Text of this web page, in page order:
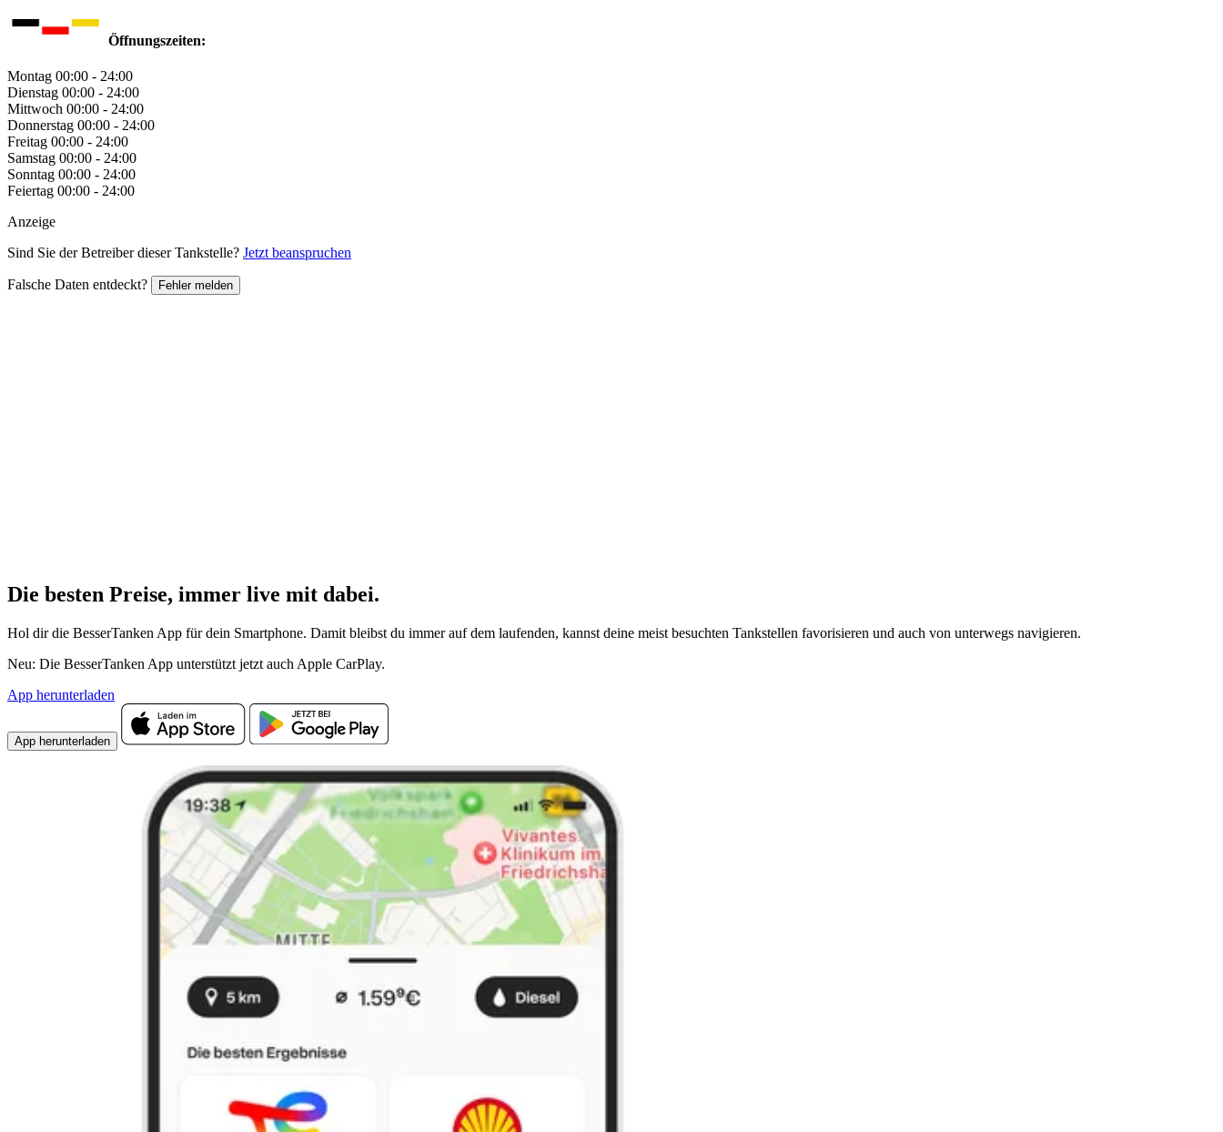
Öffnungszeiten:
Montag 00:00 - 24:00
Dienstag 00:00 - 24:00
Mittwoch 00:00 - 24:00
Donnerstag 00:00 - 24:00
Freitag 00:00 - 24:00
Samstag 00:00 - 24:00
Sonntag 00:00 - 24:00
Feiertag 00:00 - 24:00
Anzeige
Sind Sie der Betreiber dieser Tankstelle? Jetzt beanspruchen
Falsche Daten entdeckt? Fehler melden
Die besten Preise, immer live mit dabei.
Hol dir die BesserTanken App für dein Smartphone. Damit bleibst du immer auf dem laufenden, kannst deine meist besuchten Tankstellen favorisieren und auch von unterwegs navigieren.
Neu: Die BesserTanken App unterstützt jetzt auch Apple CarPlay.
App herunterladen
App herunterladen